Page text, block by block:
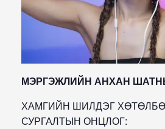
МЭРГЭЖЛИЙН АНХАН
ХАМГИЙН ШИЛДЭГ
СУРГАЛТЫН ОНЦЛОГ: